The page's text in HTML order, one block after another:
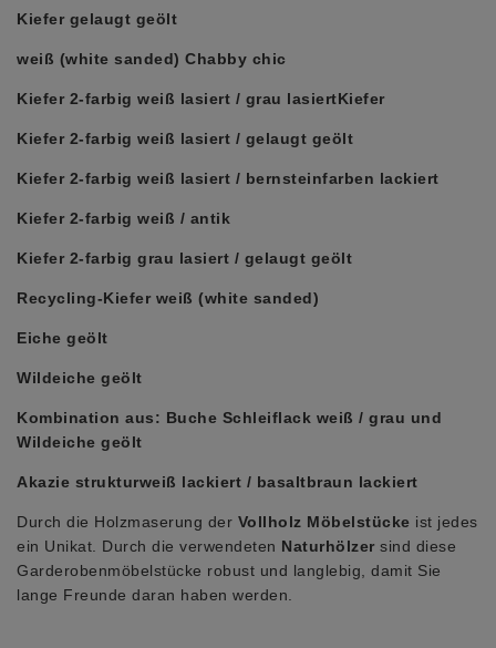
Kiefer gelaugt geölt
weiß (white sanded) Chabby chic
Kiefer 2-farbig weiß lasiert / grau lasiertKiefer
Kiefer 2-farbig weiß lasiert / gelaugt geölt
Kiefer 2-farbig weiß lasiert / bernsteinfarben lackiert
Kiefer 2-farbig weiß / antik
Kiefer 2-farbig grau lasiert / gelaugt geölt
Recycling-Kiefer weiß (white sanded)
Eiche geölt
Wildeiche geölt
Kombination aus: Buche Schleiflack weiß / grau und
Wildeiche geölt
Akazie strukturweiß lackiert / basaltbraun lackiert
Durch die Holzmaserung der Vollholz Möbelstücke ist jedes
ein Unikat. Durch die verwendeten Naturhölzer sind diese
Garderobenmöbelstücke robust und langlebig, damit Sie
lange Freunde daran haben werden.